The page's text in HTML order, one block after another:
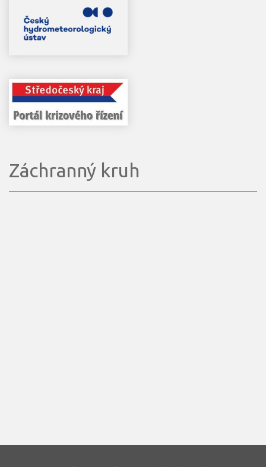
Záchranný kruh